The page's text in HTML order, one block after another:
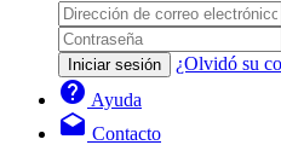
Iniciar sesión ¿Olvidó su
help Ayuda
drafts Contacto